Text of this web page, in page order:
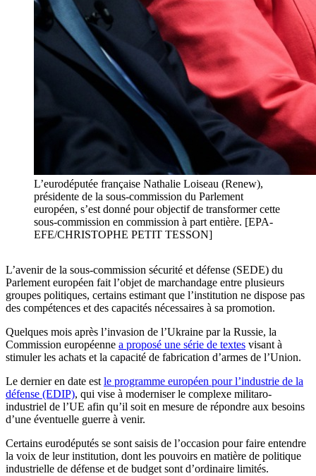
L’eurodéputée française Nathalie Loiseau (Renew),
présidente de la sous-commission du Parlement
européen, s’est donné pour objectif de transformer cette
sous-commission en commission à part entière. [EPA-
EFE/CHRISTOPHE PETIT TESSON]
L’avenir de la sous-commission sécurité et défense (SEDE) du
Parlement européen fait l’objet de marchandage entre plusieurs
groupes politiques, certains estimant que l’institution ne dispose pas
des compétences et des capacités nécessaires à sa promotion.
Quelques mois après l’invasion de l’Ukraine par la Russie, la
Commission européenne a proposé une série de textes visant à
stimuler les achats et la capacité de fabrication d’armes de l’Union.
Le dernier en date est le programme européen pour l’industrie de la
défense (EDIP), qui vise à moderniser le complexe militaro-
industriel de l’UE afin qu’il soit en mesure de répondre aux besoins
d’une éventuelle guerre à venir.
Certains eurodéputés se sont saisis de l’occasion pour faire entendre
la voix de leur institution, dont les pouvoirs en matière de politique
industrielle de défense et de budget sont d’ordinaire limités.